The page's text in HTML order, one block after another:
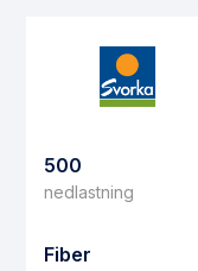
500
nedlastning
Fiber